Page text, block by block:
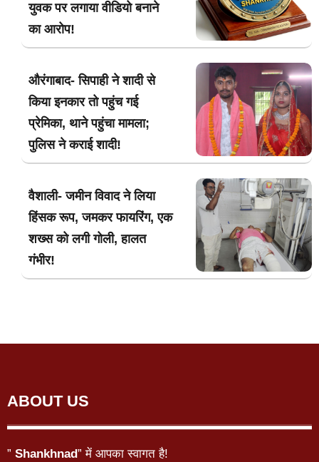
युवक पर लगाया वीडियो बनाने
का आरोप!
औरंगाबाद- सिपाही ने शादी से
किया इनकार तो पहुंच गई
प्रेमिका, थाने पहुंचा मामला;
पुलिस ने कराई शादी!
वैशाली- जमीन विवाद ने लिया
हिंसक रूप, जमकर फायरिंग, एक
शख्स को लगी गोली, हालत
गंभीर!
ABOUT US
” Shankhnad” में आपका स्वागत है!